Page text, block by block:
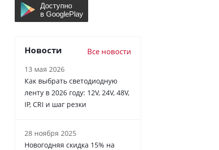
Новости Все новости
13 мая 2026
Как выбрать светодиодную
ленту в 2026 году: 12V, 24V, 48V,
IP, CRI и шаг резки
28 ноября 2025
Новогодняя скидка 15% на